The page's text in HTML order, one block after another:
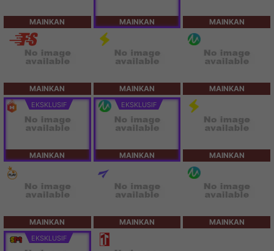
MAINKAN MAINKAN MAINKAN
MAINKAN MAINKAN MAINKAN
EKSKLUSIF
MAINKAN
EKSKLUSIF
MAINKAN MAINKAN
MAINKAN MAINKAN MAINKAN
EKSKLUSIF